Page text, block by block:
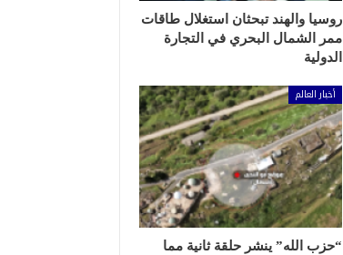
روسيا والهند تبحثان استغلال طاقات
ممر الشمال البحري في التجارة
الدولية
أخبار العالم
“حزب الله” ينشر حلقة ثانية مما